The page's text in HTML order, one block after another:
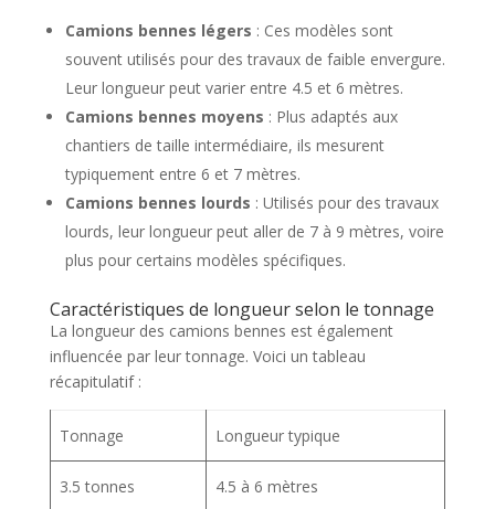
Camions bennes légers : Ces modèles sont
souvent utilisés pour des travaux de faible envergure.
Leur longueur peut varier entre 4.5 et 6 mètres.
Camions bennes moyens : Plus adaptés aux
chantiers de taille intermédiaire, ils mesurent
typiquement entre 6 et 7 mètres.
Camions bennes lourds : Utilisés pour des travaux
lourds, leur longueur peut aller de 7 à 9 mètres, voire
plus pour certains modèles spécifiques.
Caractéristiques de longueur selon le tonnage
La longueur des camions bennes est également
influencée par leur tonnage. Voici un tableau
récapitulatif :
Tonnage Longueur typique
3.5 tonnes 4.5 à 6 mètres